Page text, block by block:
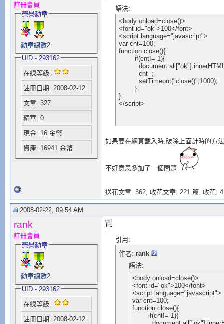
註冊會員
榮譽勳章
勳章總數2
UID - 293162
在線等級:
註冊日期: 2008-02-12
文章: 327
精華: 0
現金: 16 金幣
資產: 16941 金幣
語法:
<body onload=close()>
<font id="ok">100</font>
<script language="javascript">
var cnt=100;
function close(){
}
</script>
如果要在網頁載入時,破除上面計時的方
不好意思多加了一個問題
送花文章: 362, 收花文章: 221 篇, 收花:
2008-02-22, 09:54 AM
rank
註冊會員
榮譽勳章
勳章總數2
UID - 293162
在線等級:
註冊日期: 2008-02-12
引用:
作者: rank
語法:
<body onload=close()>
<font id="ok">100</font>
<script language="javascript">
var cnt=100;
function close(){